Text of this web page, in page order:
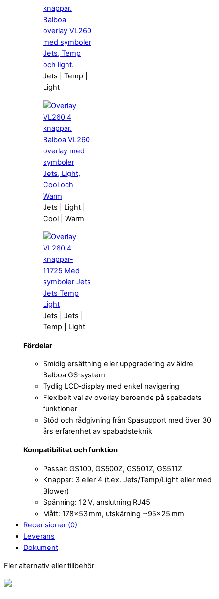
Jets | Temp |
Light
Jets | Light |
Cool | Warm
Jets | Jets |
Temp | Light
Fördelar
Smidig ersättning eller uppgradering av äldre
Balboa GS‑system
Tydlig LCD‑display med enkel navigering
Flexibelt val av overlay beroende på spabadets
funktioner
Stöd och rådgivning från Spasupport med över 30
års erfarenhet av spabadsteknik
Kompatibilitet och funktion
Passar: GS100, GS500Z, GS501Z, GS511Z
Knappar: 3 eller 4 (t.ex. Jets/Temp/Light eller med
Blower)
Spänning: 12 V, anslutning RJ45
Mått: 178×53 mm, utskärning ~95×25 mm
Recensioner (0)
Leverans
Dokument
Fler alternativ eller tillbehör